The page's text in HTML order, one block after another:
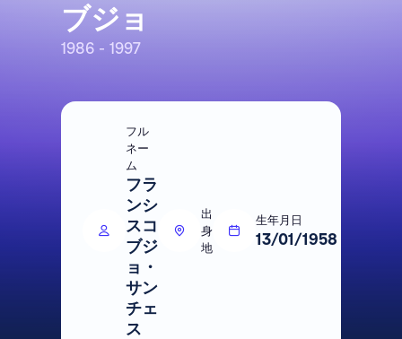
ブジョ
1986 - 1997
フル
ネー
ム
フラ
ンシ
スコ
ブジ
ョ・
サン
チェ
ス
出
身
地
生年月日
13/01/1958